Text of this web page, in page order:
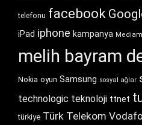
telefonu facebook
iPad iphone kampanya
melih bayram
Nokia oyun Samsung sosyal ağlar
technologic teknoloji ttnet
türkiye Türk Telekom